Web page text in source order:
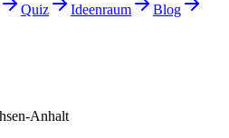
Quiz Ideenraum
Blog
Anhalt